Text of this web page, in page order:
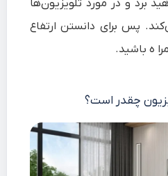
برد و در مورد تلویزیون‌ها
پس برای دانستن ارتفاع
ه باشید.
چقدر است؟